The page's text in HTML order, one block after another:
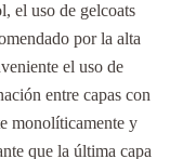
el uso de gelcoats
por la alta
el uso de
entre capas con
monolíticamente y
que la última capa